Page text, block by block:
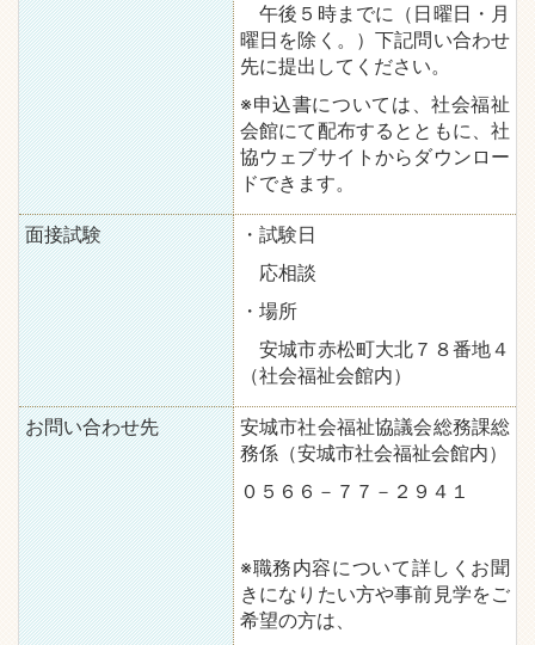
午後５時までに（日曜日・月
曜日を除く。）下記問い合わせ
先に提出してください。
※申込書については、社会福祉
会館にて配布するとともに、社
協ウェブサイトからダウンロー
ドできます。
面接試験
・試験日
応相談
・場所
安城市赤松町大北７８番地４
（社会福祉会館内）
お問い合わせ先
安城市社会福祉協議会総務課総
務係（安城市社会福祉会館内）
０５６６－７７－２９４１
※職務内容について詳しくお聞
きになりたい方や事前見学をご
希望の方は、